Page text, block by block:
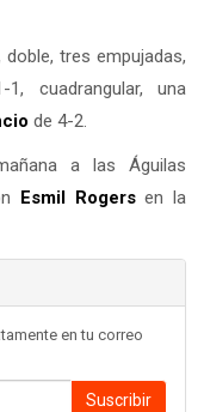
doble, tres empujadas,
cuadrangular, una
de 4-2.
a las Águilas
Esmil Rogersen la
en tu correo
Suscribir